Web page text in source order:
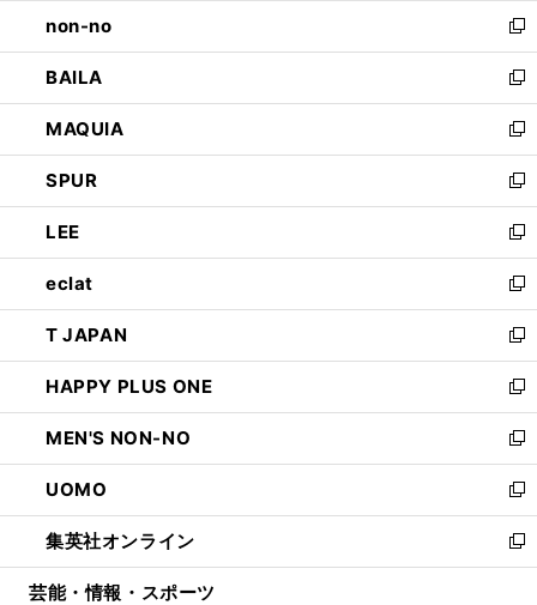
く
で
開
く
し
い
ウ
ィ
ン
ド
ウ
で
開
く
non-no
新
し
い
ウ
ィ
ン
ド
ウ
で
開
く
BAILA
新
し
い
ウ
ィ
ン
ド
ウ
で
開
く
MAQUIA
新
し
い
ウ
ィ
ン
ド
ウ
で
開
く
SPUR
新
し
い
ウ
ィ
ン
ド
ウ
で
開
く
LEE
新
し
い
ウ
ィ
ン
ド
ウ
で
開
く
eclat
新
し
い
ウ
ィ
ン
ド
ウ
で
開
く
T JAPAN
新
し
い
ウ
ィ
ン
ド
ウ
で
開
HAPPY PLUS ONE
新
し
い
ウ
ィ
ン
ド
ウ
MEN'S NON-NO
新
し
い
ウ
ィ
ン
UOMO
新
し
い
ウ
集英社オンライン
新
し
芸能・情報・スポーツ